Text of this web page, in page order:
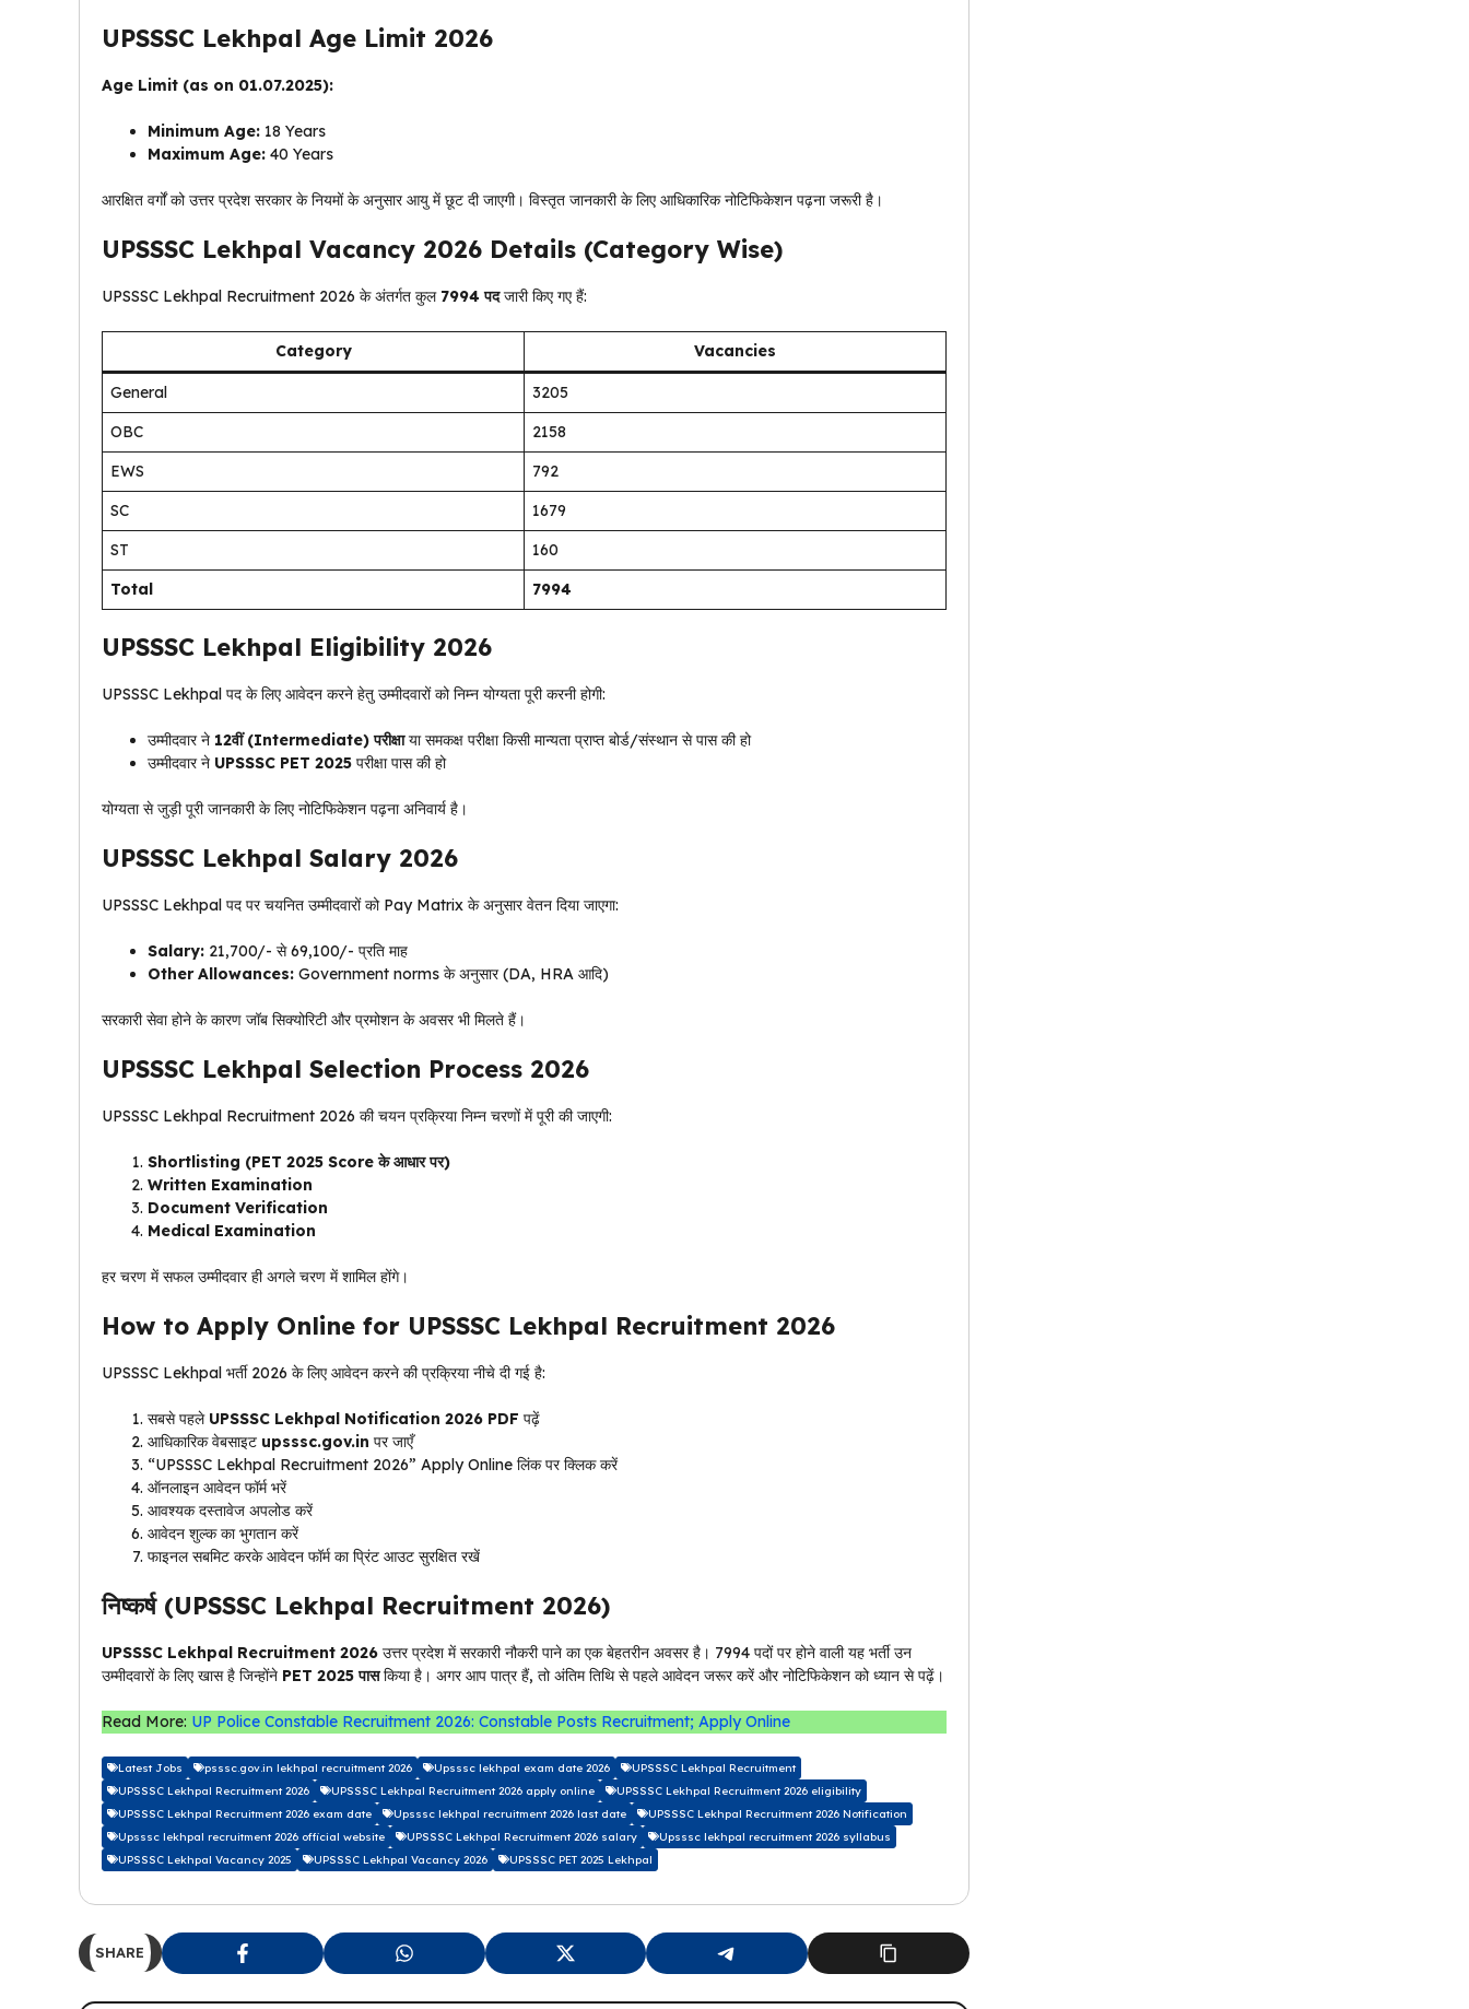
UPSSSC Lekhpal Age Limit 2026
Age Limit (as on 01.07.2025):
Minimum Age: 18 Years
Maximum Age: 40 Years
आरक्षित वर्गों को उत्तर प्रदेश सरकार के नियमों के अनुसार आयु में छूट दी जाएगी। विस्तृत जानकारी के लिए आधिकारिक नोटिफिकेशन पढ़ना जरूरी है।
UPSSSC Lekhpal Vacancy 2026 Details (Category Wise)
UPSSSC Lekhpal Recruitment 2026 के अंतर्गत कुल 7994 पदजारी किए गए हैं:
Category Vacancies
General
3205
OBC
2158
EWS
792
SC
1679
ST
160
Total
7994
UPSSSC Lekhpal Eligibility 2026
UPSSSC Lekhpal पद के लिए आवेदन करने हेतु उम्मीदवारों को निम्न योग्यता पूरी करनी होगी:
उम्मीदवार ने 12वीं (Intermediate) परीक्षाया समकक्ष परीक्षा किसी मान्यता प्राप्त बोर्ड/संस्थान से पास की हो
उम्मीदवार ने UPSSSC PET 2025 परीक्षा पास की हो
योग्यता से जुड़ी पूरी जानकारी के लिए नोटिफिकेशन पढ़ना अनिवार्य है।
UPSSSC Lekhpal Salary 2026
UPSSSC Lekhpal पद पर चयनित उम्मीदवारों को Pay Matrix के अनुसार वेतन दिया जाएगा:
Salary: ₹21,700/- से ₹69,100/- प्रति माह
Other Allowances: Government norms के अनुसार (DA, HRA आदि)
सरकारी सेवा होने के कारण जॉब सिक्योरिटी और प्रमोशन के अवसर भी मिलते हैं।
UPSSSC Lekhpal Selection Process 2026
UPSSSC Lekhpal Recruitment 2026 की चयन प्रक्रिया निम्न चरणों में पूरी की जाएगी:
Shortlisting (PET 2025 Score के आधार पर)
Written Examination
Document Verification
Medical Examination
हर चरण में सफल उम्मीदवार ही अगले चरण में शामिल होंगे।
How to Apply Online for UPSSSC Lekhpal Recruitment 2026
UPSSSC Lekhpal भर्ती 2026 के लिए आवेदन करने की प्रक्रिया नीचे दी गई है:
सबसे पहले UPSSSC Lekhpal Notification 2026 PDF पढ़ें
आधिकारिक वेबसाइट upsssc.gov.in पर जाएँ
“UPSSSC Lekhpal Recruitment 2026” Apply Online लिंक पर क्लिक करें
ऑनलाइन आवेदन फॉर्म भरें
आवश्यक दस्तावेज अपलोड करें
आवेदन शुल्क का भुगतान करें
फाइनल सबमिट करके आवेदन फॉर्म का प्रिंट आउट सुरक्षित रखें
निष्कर्ष (UPSSSC Lekhpal Recruitment 2026)
UPSSSC Lekhpal Recruitment 2026 उत्तर प्रदेश में सरकारी नौकरी पाने का एक बेहतरीन अवसर है। 7994 पदों पर होने वाली यह भर्ती उन
उम्मीदवारों के लिए खास है जिन्होंने PET 2025 पासकिया है। अगर आप पात्र हैं, तो अंतिम तिथि से पहले आवेदन जरूर करें और नोटिफिकेशन को ध्यान से पढ़ें।
Read More: UP Police Constable Recruitment 2026: Constable Posts Recruitment; Apply Online
Latest Jobs psssc.gov.in lekhpal recruitment 2026 Upsssc lekhpal exam date 2026
UPSSSC Lekhpal Recruitment
UPSSSC Lekhpal Recruitment 2026
UPSSSC Lekhpal Recruitment 2026 apply online
UPSSSC Lekhpal Recruitment 2026 eligibility
UPSSSC Lekhpal Recruitment 2026 exam date
Upsssc lekhpal recruitment 2026 last date
UPSSSC Lekhpal Recruitment 2026 Notification
Upsssc lekhpal recruitment 2026 official website
UPSSSC Lekhpal Recruitment 2026 salary
Upsssc lekhpal recruitment 2026 syllabus
UPSSSC Lekhpal Vacancy 2025
UPSSSC Lekhpal Vacancy 2026 UPSSSC PET 2025 Lekhpal
SHARE